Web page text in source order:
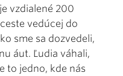
vzdialené 200
vedúcej do
sme sa dozvedeli,
áut. Ľudia váhali,
to jedno, kde nás